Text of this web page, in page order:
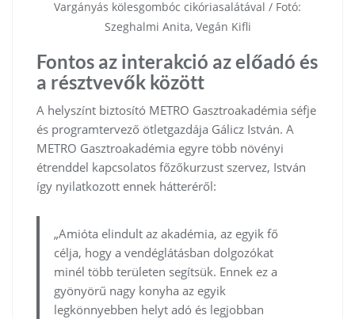
Vargányás kölesgombóc cikóriasalátával / Fotó:
Szeghalmi Anita, Vegán Kifli
Fontos az interakció az előadó és
a résztvevők között
A helyszínt biztosító METRO Gasztroakadémia séfje
és programtervező ötletgazdája Gálicz István. A
METRO Gasztroakadémia egyre több növényi
étrenddel kapcsolatos főzőkurzust szervez, István
így nyilatkozott ennek hátteréről:
„Amióta elindult az akadémia, az egyik fő
célja, hogy a vendéglátásban dolgozókat
minél több területen segítsük. Ennek ez a
gyönyörű nagy konyha az egyik
legkönnyebben helyt adó és legjobban